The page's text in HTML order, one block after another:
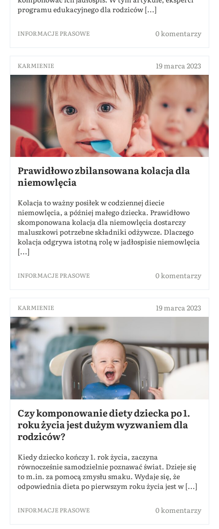
programu edukacyjnego dla rodziców [...]
INFORMACJE PRASOWE 0 komentarzy
KARMIENIE 19 marca 2023
Prawidłowo zbilansowana kolacja dla
niemowlęcia
Kolacja to ważny posiłek w codziennej diecie
niemowlęcia, a później małego dziecka. Prawidłowo
skomponowana kolacja dla niemowlęcia dostarczy
maluszkowi potrzebne składniki odżywcze. Dlaczego
kolacja odgrywa istotną rolę w jadłospisie niemowlęcia
[...]
INFORMACJE PRASOWE 0 komentarzy
KARMIENIE 19 marca 2023
Czy komponowanie diety dziecka po 1.
roku życia jest dużym wyzwaniem dla
rodziców?
Kiedy dziecko kończy 1. rok życia, zaczyna
równocześnie samodzielnie poznawać świat. Dzieje się
to m.in. za pomocą zmysłu smaku. Wydaje się, że
odpowiednia dieta po pierwszym roku życia jest w [...]
INFORMACJE PRASOWE 0 komentarzy